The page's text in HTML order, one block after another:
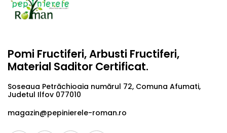
Pomi Fructiferi, Arbusti Fructiferi,
Material Saditor Certificat.
Soseaua Petrăchioaia numărul 72, Comuna Afumati,
Judetul Ilfov 077010
magazin@pepinierele-roman.ro